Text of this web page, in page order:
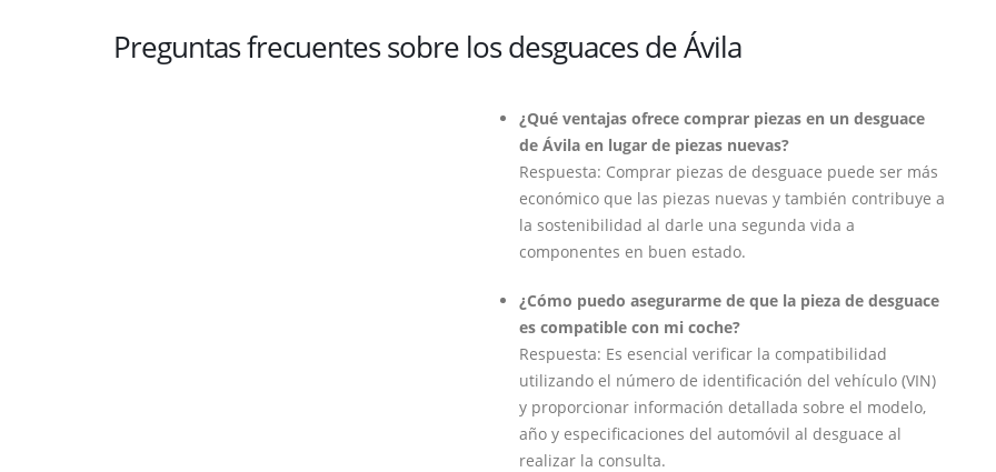
Preguntas frecuentes sobre los desguaces de Ávila
¿Qué ventajas ofrece comprar piezas en un desguace
de Ávila en lugar de piezas nuevas?
Respuesta: Comprar piezas de desguace puede ser más
económico que las piezas nuevas y también contribuye a
la sostenibilidad al darle una segunda vida a
componentes en buen estado.
¿Cómo puedo asegurarme de que la pieza de desguace
es compatible con mi coche?
Respuesta: Es esencial verificar la compatibilidad
utilizando el número de identificación del vehículo (VIN)
y proporcionar información detallada sobre el modelo,
año y especificaciones del automóvil al desguace al
realizar la consulta.